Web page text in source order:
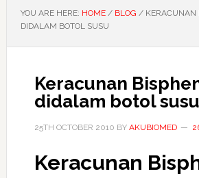
YOU ARE HERE: HOME / BLOG /KERACUNAN
DIDALAM BOTOL SUSU
Keracunan
didalam botol susu
25TH OCTOBER 2010 BY AKUBIOMED
Keracunan